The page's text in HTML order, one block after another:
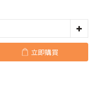
立即購買